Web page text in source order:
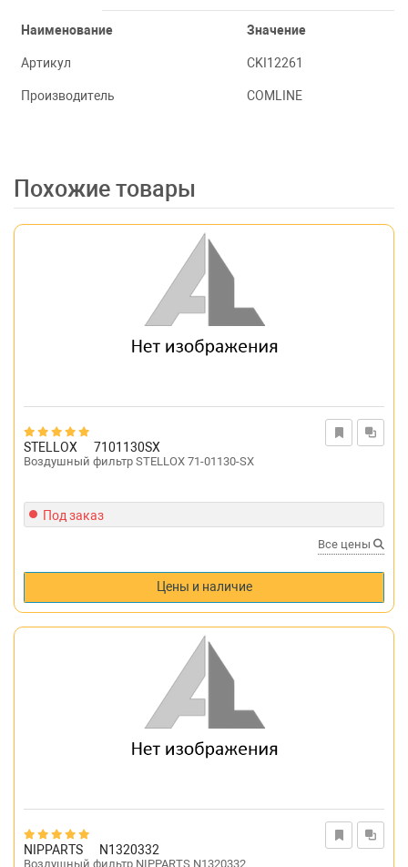
Наименование Значение
Артикул CKI12261
Производитель COMLINE
Похожие товары
STELLOX 7101130SX
Воздушный фильтр STELLOX 71-01130-SX
Под заказ
Все цены
Цены и наличие
NIPPARTS N1320332
Воздушный фильтр NIPPARTS N1320332